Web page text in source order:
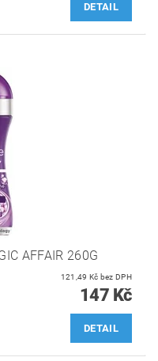
DETAIL
AFFAIR 260G
121,49 Kč bez DPH
147 Kč
DETAIL